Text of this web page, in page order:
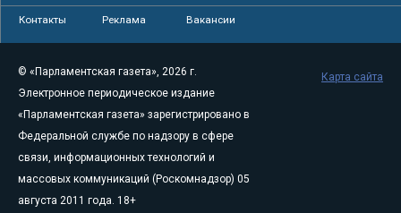
Контакты Реклама Вакансии
© «Парламентская газета», 2026 г.
Электронное периодическое издание
«Парламентская газета» зарегистрировано в
Федеральной службе по надзору в сфере
связи, информационных технологий и
массовых коммуникаций (Роскомнадзор) 05
августа 2011 года. 18+
Карта сайта